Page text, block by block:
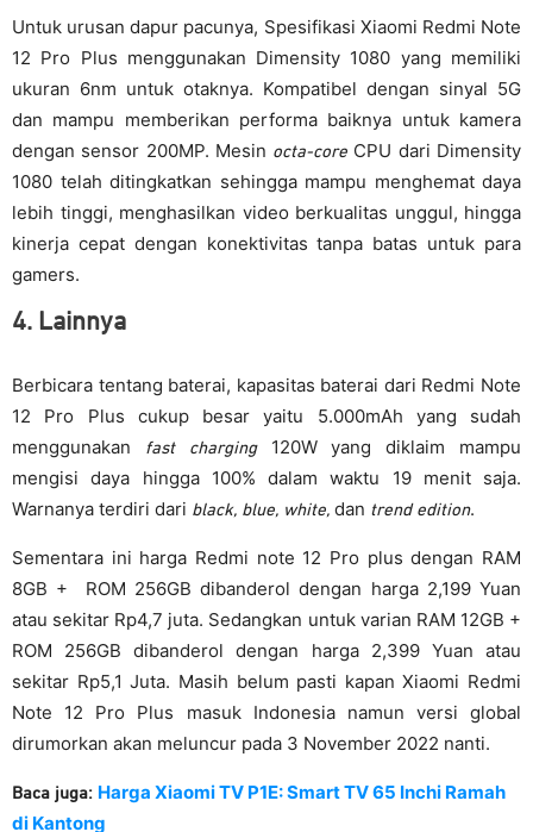
Untuk urusan dapur pacunya, Spesifikasi Xiaomi Redmi Note
12 Pro Plus menggunakan Dimensity 1080 yang memiliki
ukuran 6nm untuk otaknya. Kompatibel dengan sinyal 5G
dan mampu memberikan performa baiknya untuk kamera
dengan sensor 200MP. Mesin octa-core CPU dari Dimensity
1080 telah ditingkatkan sehingga mampu menghemat daya
lebih tinggi, menghasilkan video berkualitas unggul, hingga
kinerja cepat dengan konektivitas tanpa batas untuk para
gamers.
4. Lainnya
Berbicara tentang baterai, kapasitas baterai dari Redmi Note
12 Pro Plus cukup besar yaitu 5.000mAh yang sudah
menggunakan fast charging120W yang diklaim mampu
mengisi daya hingga 100% dalam waktu 19 menit saja.
Warnanya terdiri dari black, blue, white, dan trend edition.
Sementara ini harga Redmi note 12 Pro plus dengan RAM
8GB + ROM 256GB dibanderol dengan harga 2,199 Yuan
atau sekitar Rp4,7 juta. Sedangkan untuk varian RAM 12GB +
ROM 256GB dibanderol dengan harga 2,399 Yuan atau
sekitar Rp5,1 Juta. Masih belum pasti kapan Xiaomi Redmi
Note 12 Pro Plus masuk Indonesia namun versi global
dirumorkan akan meluncur pada 3 November 2022 nanti.
Baca juga: Harga Xiaomi TV P1E: Smart TV 65 Inchi Ramah
di Kantong